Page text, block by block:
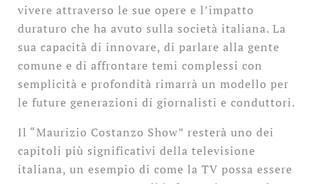
vivere attraverso le sue opere e l’impatto
duraturo che ha avuto sulla società italiana. La
sua capacità di innovare, di parlare alla gente
comune e di affrontare temi complessi con
semplicità e profondità rimarrà un modello per
le future generazioni di giornalisti e conduttori.
Il “Maurizio Costanzo Show” resterà uno dei
capitoli più significativi della televisione
italiana, un esempio di come la TV possa essere